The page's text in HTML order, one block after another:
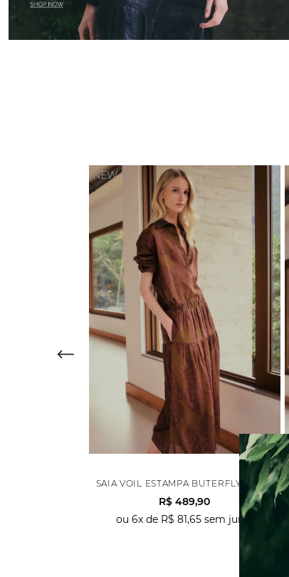
NEW IN
SAIA VOIL ESTAMPA BUTERFLY - FENDI
R$ 489,90
ou 6x de R$ 81,65sem juros